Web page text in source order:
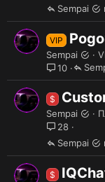
Sempai
VIP
Sempai
10
$
Sempai
28
Sempai
$